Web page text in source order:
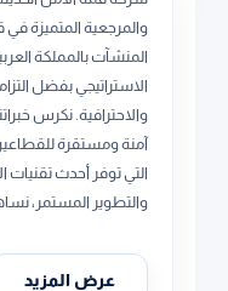
والمرجعية المتميزة
المنشآت بالمملكة
الاستراتيجي بفضل
والاحترافية. نكرس
آمنة ومستقرة
التي توفر أحدث تقنيات
والتطوير المستمر،
عرض المزيد